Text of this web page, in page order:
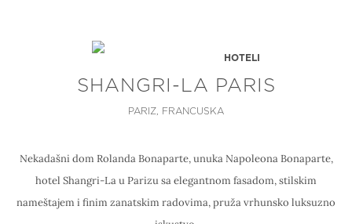
HOTELI
SHANGRI-LA PARIS
PARIZ, FRANCUSKA
Nekadašni dom Rolanda Bonaparte, unuka Napoleona Bonaparte,
hotel Shangri-La u Parizu sa elegantnom fasadom, stilskim
nameštajem i finim zanatskim radovima, pruža vrhunsko luksuzno